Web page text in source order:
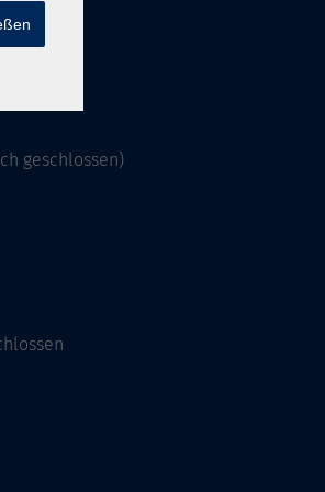
geschlossen)